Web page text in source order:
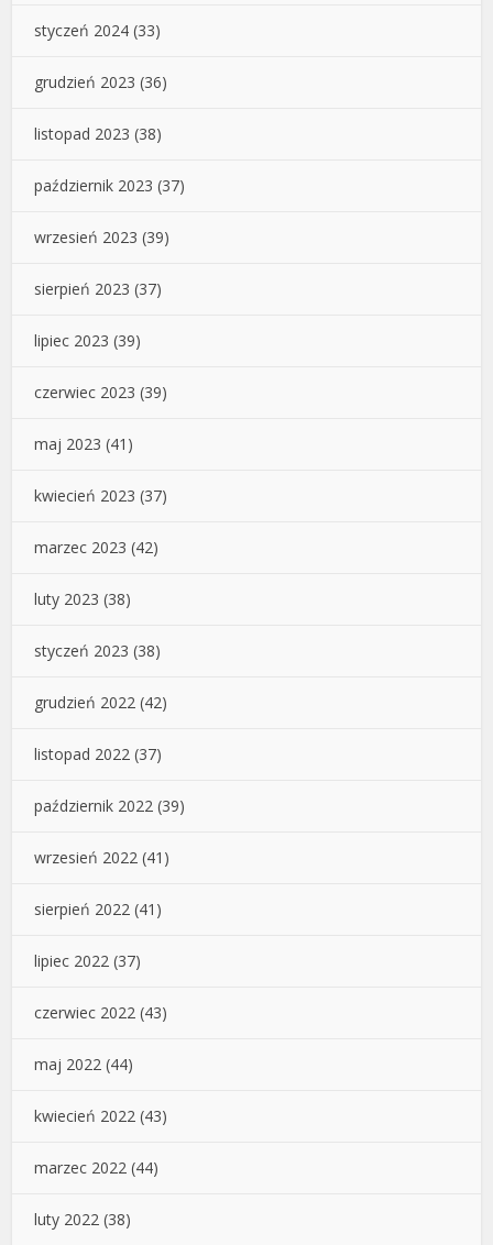
styczeń 2024 (33)
grudzień 2023 (36)
listopad 2023 (38)
październik 2023 (37)
wrzesień 2023 (39)
sierpień 2023 (37)
lipiec 2023 (39)
czerwiec 2023 (39)
maj 2023 (41)
kwiecień 2023 (37)
marzec 2023 (42)
luty 2023 (38)
styczeń 2023 (38)
grudzień 2022 (42)
listopad 2022 (37)
październik 2022 (39)
wrzesień 2022 (41)
sierpień 2022 (41)
lipiec 2022 (37)
czerwiec 2022 (43)
maj 2022 (44)
kwiecień 2022 (43)
marzec 2022 (44)
luty 2022 (38)